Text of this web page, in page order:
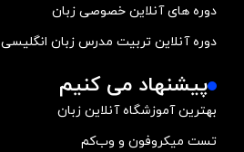
دوره های آنلاین خصوصی زبان
دوره آنلاین تربیت مدرس زبان انگلیسی
پیشنهاد می کنیم
بهترین آموزشگاه آنلاین زبان
تست میکروفون و وب‌کم